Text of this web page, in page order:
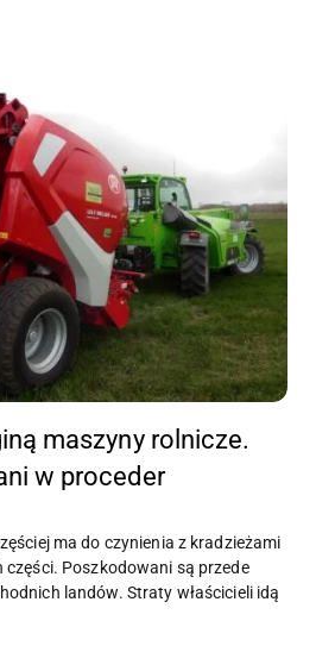
maszyny rolnicze.
w proceder
ma do czynienia z kradzieżami
części. Poszkodowani są przede
landów. Straty właścicieli idą